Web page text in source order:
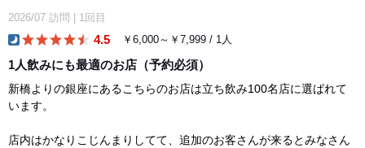
2026/07 訪問 1回目
4.5 ￥6,000～￥7,999 / 1人
1人飲みにも最適のお店（予約必須）
新橋よりの銀座にあるこちらのお店は立ち飲み100名店に選ばれて
います。
店内はかなりこじんまりしてて、追加のお客さんが来るとみなさん